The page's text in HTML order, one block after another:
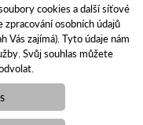
© 2021
CS a. s., se sídlem
cookies a další síťové
osobních údajů
Vás zajímá). Tyto údaje nám
Svůj souhlas můžete